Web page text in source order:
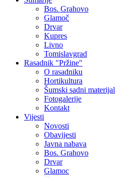
Bos. Grahovo
Glamoč
Drvar
Kupres
Livno
Tomislavgrad
Rasadnik "Pržine"
O rasadniku
Hortikultura
Šumski sadni materijal
Fotogalerije
Kontakt
Vijesti
Novosti
Obavijesti
Javna nabava
Bos. Grahovo
Drvar
Glamoc